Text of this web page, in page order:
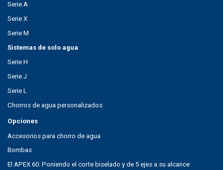
Serie A
Serie X
Serie M
Sistemas de solo agua
Serie H
Serie J
Serie L
Chorros de agua personalizados
Opciones
Accesorios para chorro de agua
Bombas
El APEX 60: Poniendo el corte biselado y de 5 ejes a su alcance